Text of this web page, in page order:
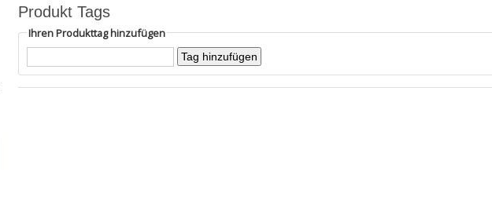
Produkt Tags
Ihren Produkttag hinzufügen